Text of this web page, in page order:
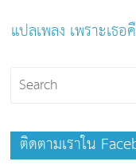
แปลเพลง เพราะเธ
ติดตามเราใน